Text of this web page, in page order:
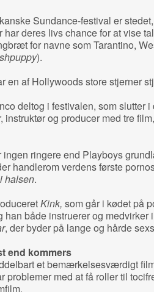
Sundance-festival er
har deres livs chance for at vise
for navne som Tarantino,
).
en af Hollywoods store stjerner
deltog i festivalen, som slutter i
instruktør og producer med tre
ingen ringere end Playboys
handlerom verdens første
halsen.
Kink, som går i kødet på
han både instruerer og medvirker
, der byder på lange og hårde
end kommers
et bemærkelsesværdigt
problemer med at få roller til